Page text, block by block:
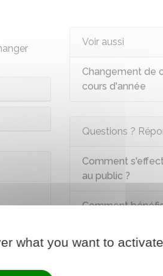
Voir aussi
Changement de
cours d'année
Questions ?
Comment
au public ?
Comment
Peut-on changer
what you want to activate